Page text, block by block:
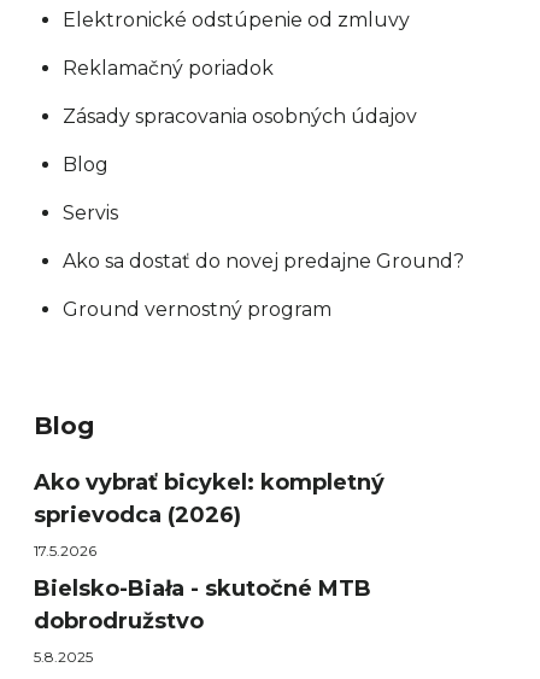
Elektronické odstúpenie od zmluvy
Reklamačný poriadok
Zásady spracovania osobných údajov
Blog
Servis
Ako sa dostať do novej predajne Ground?
Ground vernostný program
Blog
Ako vybrať bicykel: kompletný
sprievodca (2026)
17.5.2026
Bielsko-Biała - skutočné MTB
dobrodružstvo
5.8.2025